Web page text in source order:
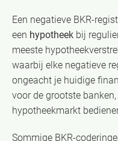
Een negatieve BKR-
een hypotheek bij
meeste
waarbij elke negatieve
ongeacht je huidige
voor de grootste
hypotheekmarkt
Sommige BKR-